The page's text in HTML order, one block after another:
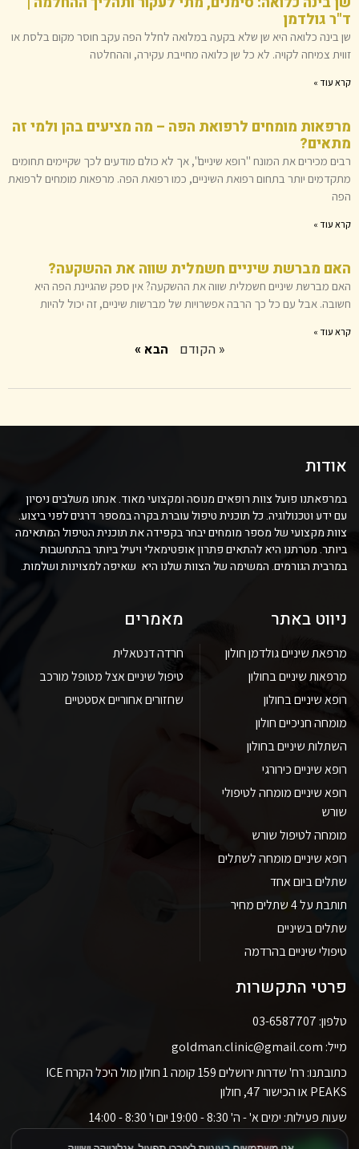
ד"ר גולדמן
שן בינה כלואה היא שן שלא בקעה במלואה לחלל הפה עקב חוסר מקום בלסת או
זווית צמיחה לקויה. לא כל שן כלואה מחייבת עקירה, וההחלטה
קרא עוד »
מרפאות מומחים לרפואת הפה – מה מציעים בהן ולמי זה
מתאים?
רבים מכירים את המונח "רופא שיניים", אך לא כולם מודעים לכך שקיימים תחומים
מתקדמים יותר בתחום רפואת השיניים, כמו רפואת הפה. מרפאות מומחים לרפואת
הפה
קרא עוד »
האם מברשת שיניים חשמלית שווה את ההשקעה?
האם מברשת שיניים חשמלית שווה את ההשקעה? אין ספק שהגיינת הפה היא
חשובה. אבל עם כל כך הרבה אפשרויות של מברשות שיניים, זה יכול להיות
קרא עוד »
« הקודם הבא »
אודות
במרפאתנו פועל צוות רופאים מנוסה ומקצועי מאוד. אנחנו משלבים ניסיון
עם ידע וטכנולוגיה. כל תוכנית טיפול עוברת בקרה במספר דרגים לפני ביצוע.
צוות מקצועי של מספר מומחים יבחר בקפידה את תוכנית הטיפול המתאימה
ביותר. מטרתנו היא להתאים פתרון אופטימאלי ויעיל ביותר בהתחשבות
במרבית הגורמים. המשימה של הצוות שלנו היא שאיפה למצוינות ושלמות.
ניווט באתר
מרפאת שיניים גולדמן חולון
מרפאות שיניים בחולון
רופא שיניים בחולון
מומחה חניכיים חולון
השתלות שיניים בחולון
רופא שיניים כירורגי
רופא שיניים מומחה לטיפולי
שורש
מומחה לטיפול שורש
רופא שיניים מומחה לשתלים
שתלים ביום אחד
תותבת על 4 שתלים מחיר
שתלים בשיניים
טיפולי שיניים בהרדמה
מאמרים
חרדה דנטאלית
טיפול שיניים אצל מטופל מורכב
שחזורים אחוריים אסטטיים
פרטי התקשרות
טלפון: 03-6587707
מייל: goldman.clinic@gmail.com
כתובתנו: רח' שדרות ירושלים 159 קומה 1 חולון מול היכל הקרח ICE
PEAKS או הכישור 47, חולון
שעות פעילות: ימים א' - ה' 8:30 - 19:00 יום ו' 8:30 - 14:00